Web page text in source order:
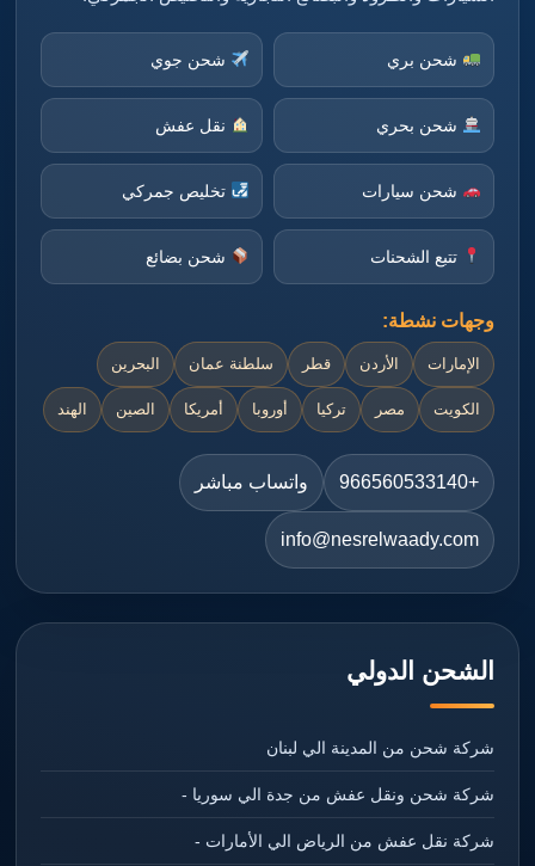
شحن بري شحن جوي
شحن بحري نقل عفش
شحن سيارات تخليص جمركي
تتبع الشحنات شحن بضائع
وجهات نشطة:
الإمارات الأردن قطر سلطنة عمان البحرين
الكويت مصر تركيا أوروبا أمريكا الصين الهند
+966560533140 واتساب مباشر
info@nesrelwaady.com
الشحن الدولي
شركة شحن من المدينة الي لبنان
شركة شحن ونقل عفش من جدة الي سوريا -
شركة نقل عفش من الرياض الي الأمارات -